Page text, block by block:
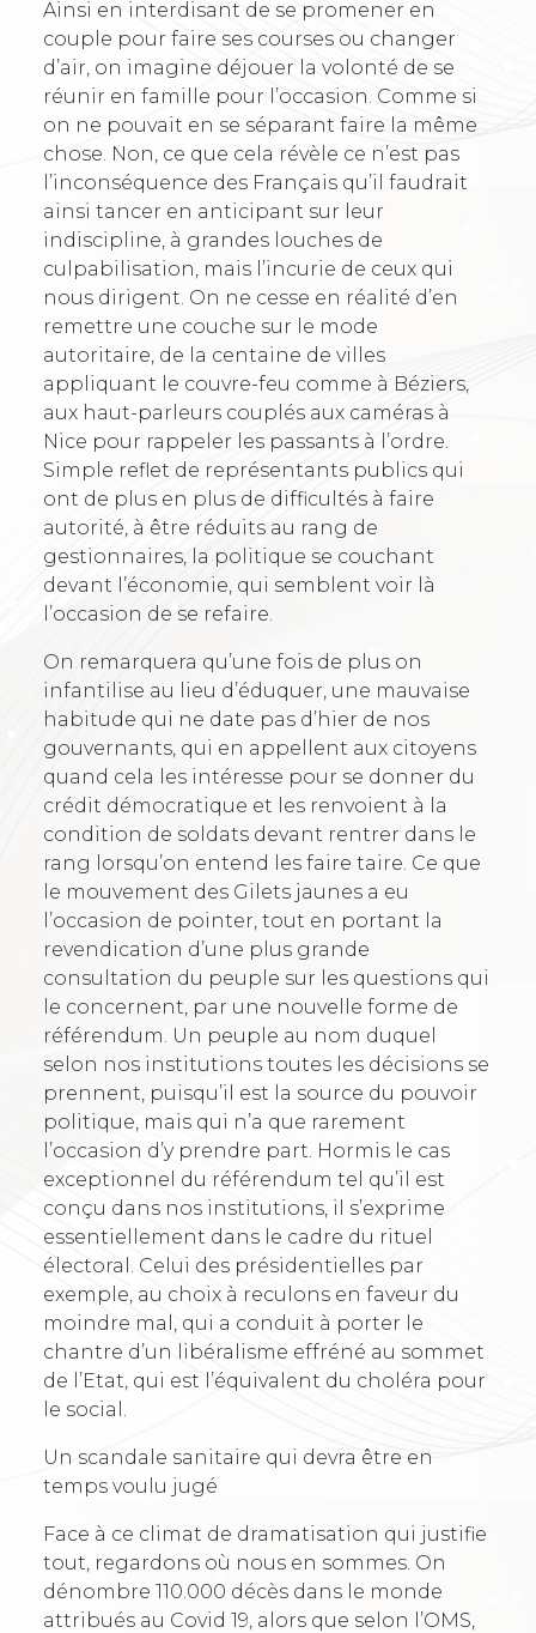
Ainsi en interdisant de se promener en
couple pour faire ses courses ou changer
d’air, on imagine déjouer la volonté de se
réunir en famille pour l’occasion. Comme si
on ne pouvait en se séparant faire la même
chose. Non, ce que cela révèle ce n’est pas
l’inconséquence des Français qu’il faudrait
ainsi tancer en anticipant sur leur
indiscipline, à grandes louches de
culpabilisation, mais l’incurie de ceux qui
nous dirigent. On ne cesse en réalité d’en
remettre une couche sur le mode
autoritaire, de la centaine de villes
appliquant le couvre-feu comme à Béziers,
aux haut-parleurs couplés aux caméras à
Nice pour rappeler les passants à l’ordre.
Simple reflet de représentants publics qui
ont de plus en plus de difficultés à faire
autorité, à être réduits au rang de
gestionnaires, la politique se couchant
devant l’économie, qui semblent voir là
l’occasion de se refaire.
On remarquera qu’une fois de plus on
infantilise au lieu d’éduquer, une mauvaise
habitude qui ne date pas d’hier de nos
gouvernants, qui en appellent aux citoyens
quand cela les intéresse pour se donner du
crédit démocratique et les renvoient à la
condition de soldats devant rentrer dans le
rang lorsqu’on entend les faire taire. Ce que
le mouvement des Gilets jaunes a eu
l’occasion de pointer, tout en portant la
revendication d’une plus grande
consultation du peuple sur les questions qui
le concernent, par une nouvelle forme de
référendum. Un peuple au nom duquel
selon nos institutions toutes les décisions se
prennent, puisqu’il est la source du pouvoir
politique, mais qui n’a que rarement
l’occasion d’y prendre part. Hormis le cas
exceptionnel du référendum tel qu’il est
conçu dans nos institutions, il s’exprime
essentiellement dans le cadre du rituel
électoral. Celui des présidentielles par
exemple, au choix à reculons en faveur du
moindre mal, qui a conduit à porter le
chantre d’un libéralisme effréné au sommet
de l’Etat, qui est l’équivalent du choléra pour
le social.
Un scandale sanitaire qui devra être en
temps voulu jugé
Face à ce climat de dramatisation qui justifie
tout, regardons où nous en sommes. On
dénombre 110.000 décès dans le monde
attribués au Covid 19, alors que selon l’OMS,